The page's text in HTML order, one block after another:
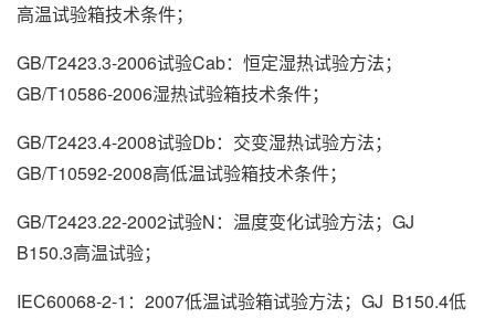
高温试验箱技术条件；
GB/T2423.3-2006试验Cab：恒定湿热试验方法；
GB/T10586-2006湿热试验箱技术条件；
GB/T2423.4-2008试验Db：交变湿热试验方法；
GB/T10592-2008高低温试验箱技术条件；
GB/T2423.22-2002试验N：温度变化试验方法；GJ
B150.3高温试验；
IEC60068-2-1：2007低温试验箱试验方法；GJ B150.4低